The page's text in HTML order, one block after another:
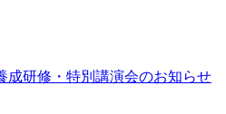
成研修・特別講演会のお知らせ